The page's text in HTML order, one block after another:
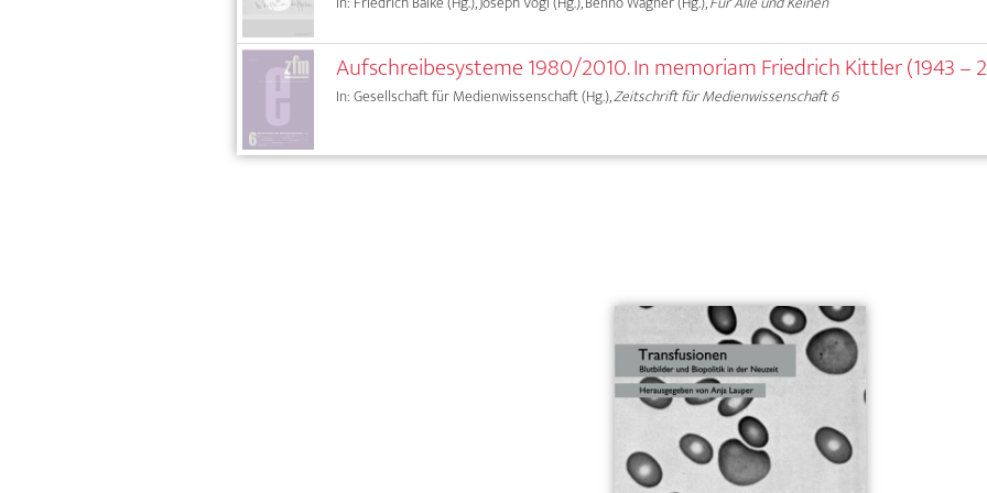
Aufschreibesysteme 1980/2010. In memoriam Friedrich Kittler (1943 –
In: Gesellschaft für Medienwissenschaft (Hg.),Zeitschrift für Medienwissenschaft 6